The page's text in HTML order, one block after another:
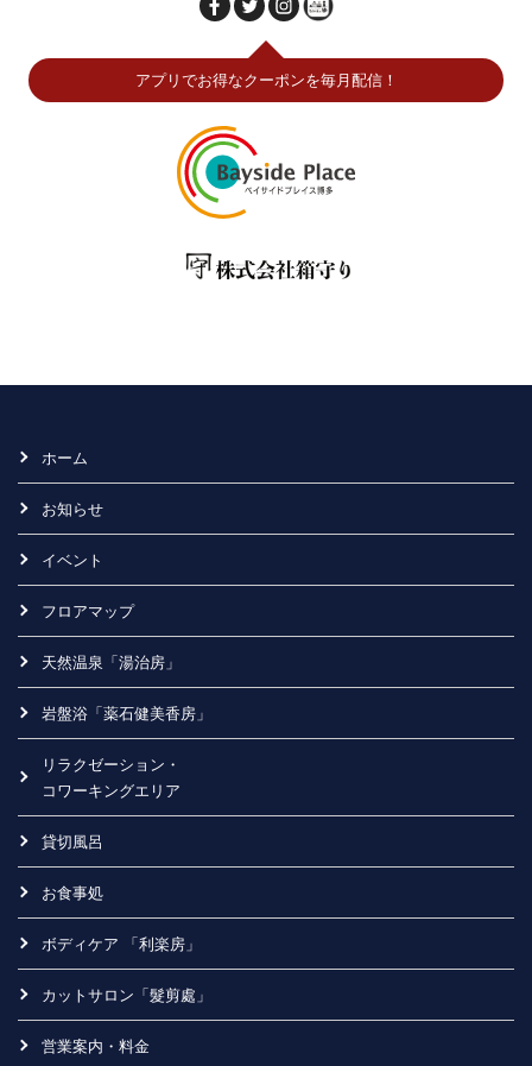
アプリでお得なクーポンを毎月配信！
ホーム
お知らせ
イベント
フロアマップ
天然温泉「湯治房」
岩盤浴「薬石健美香房」
リラクゼーション・
コワーキングエリア
貸切風呂
お食事処
ボディケア 「利楽房」
カットサロン「髮剪處」
営業案内・料金